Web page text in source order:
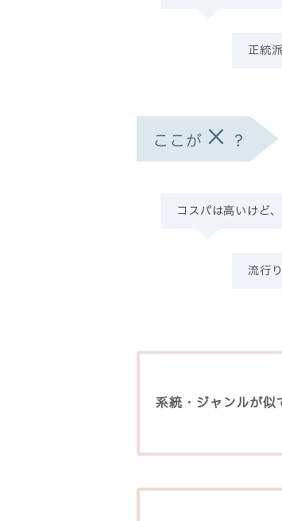
正統
ここが × ？
コスパは高いけど
流行
系統・ジャンルが似